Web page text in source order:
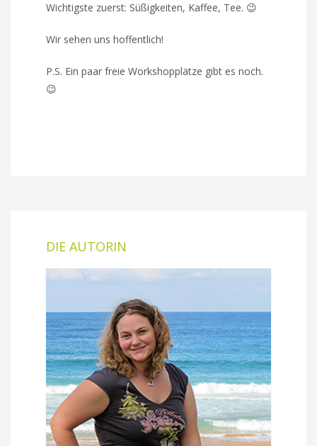
Wichtigste zuerst: Süßigkeiten, Kaffee, Tee. 😉
Wir sehen uns hoffentlich!
P.S. Ein paar freie Workshopplätze gibt es noch.
😉
DIE AUTORIN